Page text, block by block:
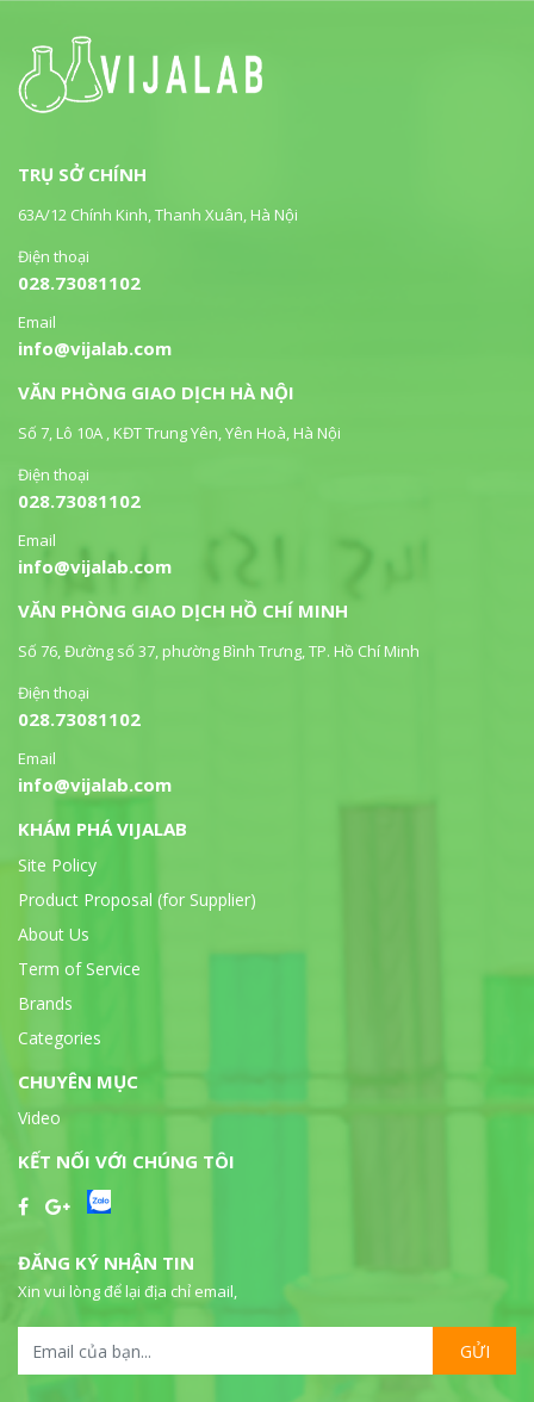
TRỤ SỞ CHÍNH
63A/12 Chính Kinh, Thanh Xuân, Hà Nội
Điện thoại
028.73081102
Email
info@vijalab.com
VĂN PHÒNG GIAO DỊCH HÀ NỘI
Số 7, Lô 10A , KĐT Trung Yên, Yên Hoà, Hà Nội
Điện thoại
028.73081102
Email
info@vijalab.com
VĂN PHÒNG GIAO DỊCH HỒ CHÍ MINH
Số 76, Đường số 37, phường Bình Trưng, TP. Hồ Chí Minh
Điện thoại
028.73081102
Email
info@vijalab.com
KHÁM PHÁ VIJALAB
Site Policy
Product Proposal (for Supplier)
About Us
Term of Service
Brands
Categories
CHUYÊN MỤC
Video
KẾT NỐI VỚI CHÚNG TÔI
ĐĂNG KÝ NHẬN TIN
Xin vui lòng để lại địa chỉ email,
GỬI